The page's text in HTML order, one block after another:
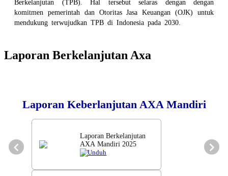
Berkelanjutan (TPB). Hal tersebut selaras dengan dengan
komitmen pemerintah dan Otoritas Jasa Keuangan (OJK) untuk
mendukung terwujudkan TPB di Indonesia pada 2030.
Laporan Berkelanjutan Axa
Laporan Keberlanjutan AXA Mandiri
Laporan Berkelanjutan
AXA Mandiri 2025
Unduh